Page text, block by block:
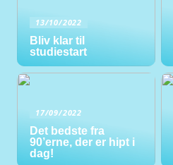
13/10/2022
Bliv klar til
studiestart
17/09/2022
Det bedste fra
90’erne, der er hipt i
dag!